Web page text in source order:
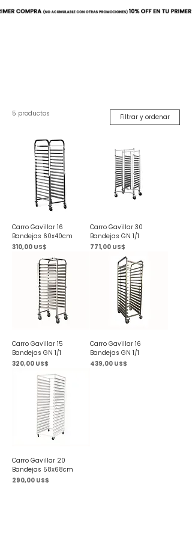
5 productos Filtrar y ordenar
Carro Gavillar 16
Bandejas 60x40cm
Precio
310,00 US$
Carro Gavillar 30
Bandejas GN 1/1
Precio
771,00 US$
Carro Gavillar 15
Bandejas GN 1/1
Precio
320,00 US$
Carro Gavillar 16
Bandejas GN 1/1
Precio
439,00 US$
Carro Gavillar 20
Bandejas 58x68cm
Precio
290,00 US$